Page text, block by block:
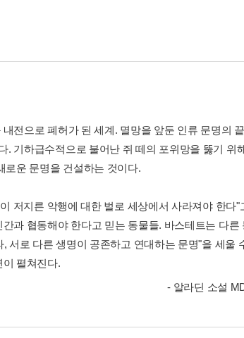
전으로 폐허가 된 세계. 멸망을 앞둔 인류 문명의
기하급수적으로 불어난 쥐 떼의 포위망을 뚫기 위
로운 문명을 건설하는 것이다.
저지른 악행에 대한 벌로 세상에서 사라져야 한다"
과 협동해야 한다고 믿는 동물들. 바스테트는 다른
서로 다른 생명이 공존하고 연대하는 문명"을 세울
펼쳐진다.
- 알라딘 소설